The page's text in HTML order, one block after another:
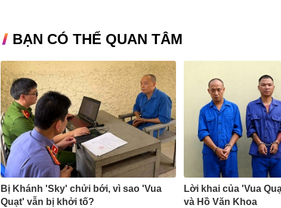
BẠN CÓ THỂ QUAN TÂM
Bị Khánh 'Sky' chửi bới, vì sao 'Vua
Quạt' vẫn bị khởi tố?
Lời khai của 'Vua
và Hồ Văn Khoa